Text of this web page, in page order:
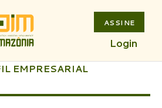
ASSINE
Login
EMPRESARIAL